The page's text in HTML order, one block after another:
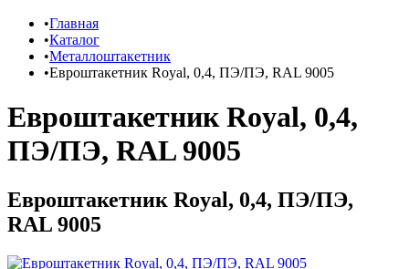
Главная
Каталог
Металлоштакетник
Евроштакетник Royal, 0,4, ПЭ/ПЭ, RAL 9005
Евроштакетник Royal, 0,4,
ПЭ/ПЭ, RAL 9005
Евроштакетник Royal, 0,4, ПЭ/ПЭ,
RAL 9005